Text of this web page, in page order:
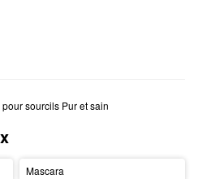
sourcils Pur et sain
Mascara